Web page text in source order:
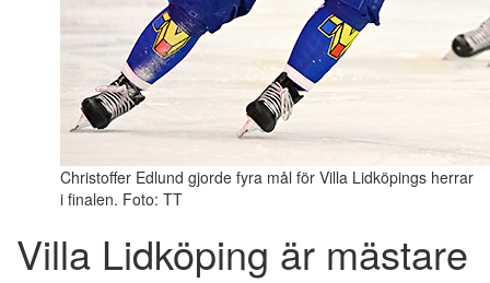
Christoffer Edlund gjorde fyra mål för Villa Lidköpings herrar
i finalen. Foto: TT
Villa Lidköping är mästare